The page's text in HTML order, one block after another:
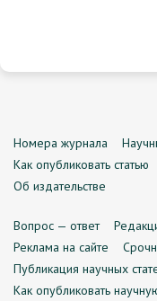
Номера журнала
Как опубликовать статью
Об издательстве
Вопрос — ответ
Реклама на сайте
Публикация научных
Как опубликовать